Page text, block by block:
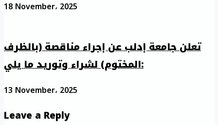
18 November، 2025
تعلن جامعة إدلب عن إجراء مناقصة (بالظرف
المختوم) لشراء وتوريد ما يلي:
13 November، 2025
Leave a Reply